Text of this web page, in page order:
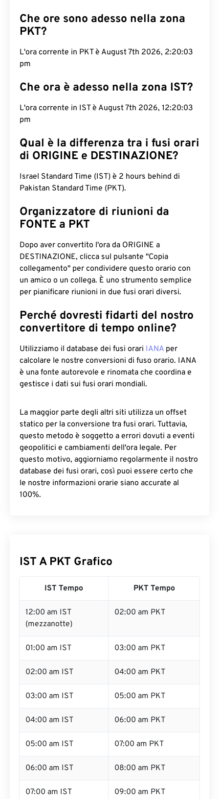
Che ore sono adesso nella zona
PKT?
L'ora corrente in PKT è August 7th 2026, 2:20:04
pm
Che ora è adesso nella zona IST?
L'ora corrente in IST è August 7th 2026, 12:20:04
pm
Qual è la differenza tra i fusi orari
di ORIGINE e DESTINAZIONE?
Israel Standard Time (IST) è 2 hours behind di
Pakistan Standard Time (PKT).
Organizzatore di riunioni da
FONTE a PKT
Dopo aver convertito l'ora da ORIGINE a
DESTINAZIONE, clicca sul pulsante "Copia
collegamento" per condividere questo orario con
un amico o un collega. È uno strumento semplice
per pianificare riunioni in due fusi orari diversi.
Perché dovresti fidarti del nostro
convertitore di tempo online?
Utilizziamo il database dei fusi orari IANA per
calcolare le nostre conversioni di fuso orario. IANA
è una fonte autorevole e rinomata che coordina e
gestisce i dati sui fusi orari mondiali.
La maggior parte degli altri siti utilizza un offset
statico per la conversione tra fusi orari. Tuttavia,
questo metodo è soggetto a errori dovuti a eventi
geopolitici e cambiamenti dell'ora legale. Per
questo motivo, aggiorniamo regolarmente il nostro
database dei fusi orari, così puoi essere certo che
le nostre informazioni orarie siano accurate al
100%.
IST A PKT Grafico
IST Tempo PKT Tempo
12:00 am IST
(mezzanotte)
02:00 am PKT
01:00 am IST 03:00 am PKT
02:00 am IST 04:00 am PKT
03:00 am IST 05:00 am PKT
04:00 am IST 06:00 am PKT
05:00 am IST 07:00 am PKT
06:00 am IST 08:00 am PKT
07:00 am IST 09:00 am PKT